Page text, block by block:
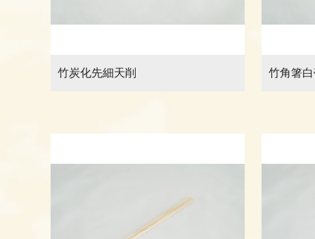
竹炭化先細天削 竹角箸